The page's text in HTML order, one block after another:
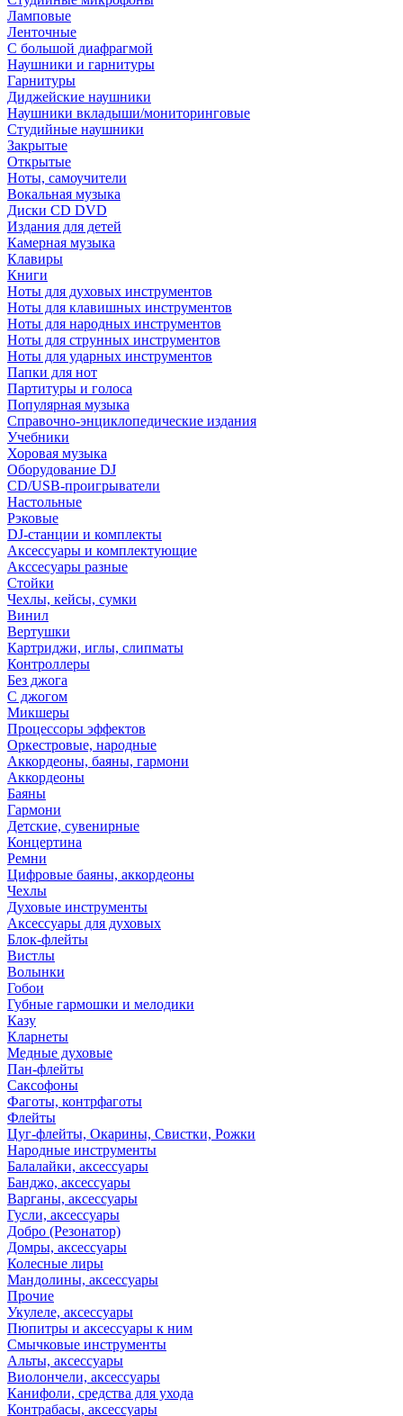
Ламповые
Ленточные
С большой диафрагмой
Наушники и гарнитуры
Гарнитуры
Диджейские наушники
Наушники вкладыши/мониторинговые
Студийные наушники
Закрытые
Открытые
Ноты, самоучители
Вокальная музыка
Диски CD DVD
Издания для детей
Камерная музыка
Клавиры
Книги
Ноты для духовых инструментов
Ноты для клавишных инструментов
Ноты для народных инструментов
Ноты для струнных инструментов
Ноты для ударных инструментов
Папки для нот
Партитуры и голоса
Популярная музыка
Справочно-энциклопедические издания
Учебники
Хоровая музыка
Оборудование DJ
CD/USB-проигрыватели
Настольные
Рэковые
DJ-станции и комплекты
Аксессуары и комплектующие
Акссесуары разные
Стойки
Чехлы, кейсы, сумки
Винил
Вертушки
Картриджи, иглы, слипматы
Контроллеры
Без джога
С джогом
Микшеры
Процессоры эффектов
Оркестровые, народные
Аккордеоны, баяны, гармони
Аккордеоны
Баяны
Гармони
Детские, сувенирные
Концертина
Ремни
Цифровые баяны, аккордеоны
Чехлы
Духовые инструменты
Аксессуары для духовых
Блок-флейты
Вистлы
Волынки
Гобои
Губные гармошки и мелодики
Казу
Кларнеты
Медные духовые
Пан-флейты
Саксофоны
Фаготы, контрфаготы
Флейты
Цуг-флейты, Окарины, Свистки, Рожки
Народные инструменты
Балалайки, аксессуары
Банджо, аксессуары
Варганы, аксессуары
Гусли, аксессуары
Добро (Резонатор)
Домры, аксессуары
Колесные лиры
Мандолины, аксессуары
Прочие
Укулеле, аксессуары
Пюпитры и аксессуары к ним
Смычковые инструменты
Альты, аксессуары
Виолончели, аксессуары
Канифоли, средства для ухода
Контрабасы, аксессуары